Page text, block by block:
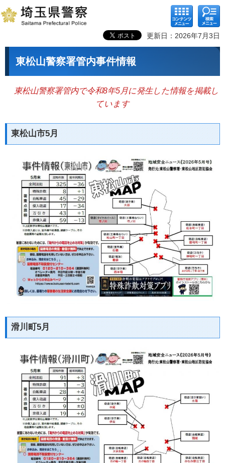
コンテ
ンツメ
ニュー
検索メ
ニュー
更新日：2026年7月3日
東松山警察署管内事件情報
東松山警察署管内で令和8年5月に発生した情報を掲載し
ています
東松山市5月
滑川町5月